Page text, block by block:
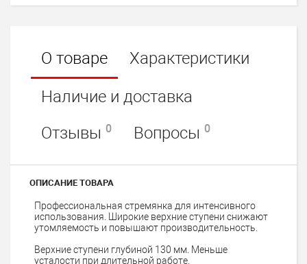
О товаре
Характеристики
Наличие и доставка
Отзывы 0 Вопросы 0
ОПИСАНИЕ ТОВАРА
Профессиональная стремянка для интенсивного
использования. Широкие верхние ступени снижают
утомляемость и повышают производительность.
Верхние ступени глубиной 130 мм . Меньше
усталости при длительной работе.